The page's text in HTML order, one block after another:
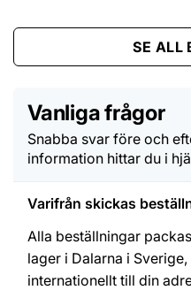
SE ALL
Vanliga frågor
Snabba svar före och
information hittar du i
Varifrån skickas
Alla beställningar
lager i Dalarna i
internationellt till din